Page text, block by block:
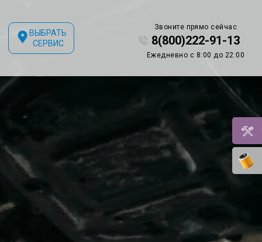
ВЫБРАТЬ
СЕРВИС
Звоните прямо сейчас
8(800)222-91-13
Ежедневно с 8:00 до 22:00